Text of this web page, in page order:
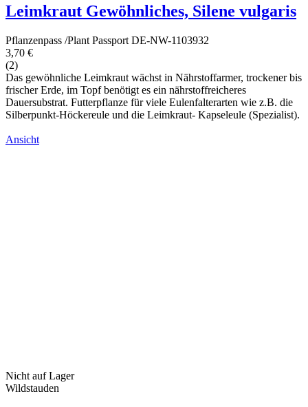
Leimkraut Gewöhnliches, Silene vulgaris
Pflanzenpass /Plant Passport DE-NW-1103932
3,70 €
(2)
Das gewöhnliche Leimkraut wächst in Nährstoffarmer, trockener bis
frischer Erde, im Topf benötigt es ein nährstoffreicheres
Dauersubstrat. Futterpflanze für viele Eulenfalterarten wie z.B. die
Silberpunkt-Höckereule und die Leimkraut- Kapseleule (Spezialist).
Ansicht
Nicht auf Lager
Wildstauden